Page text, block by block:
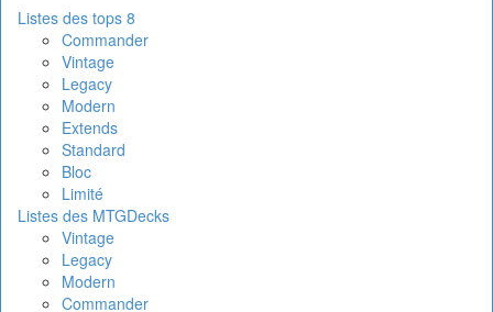
Listes des tops 8
Commander
Vintage
Legacy
Modern
Extends
Standard
Bloc
Limité
Listes des MTGDecks
Vintage
Legacy
Modern
Commander